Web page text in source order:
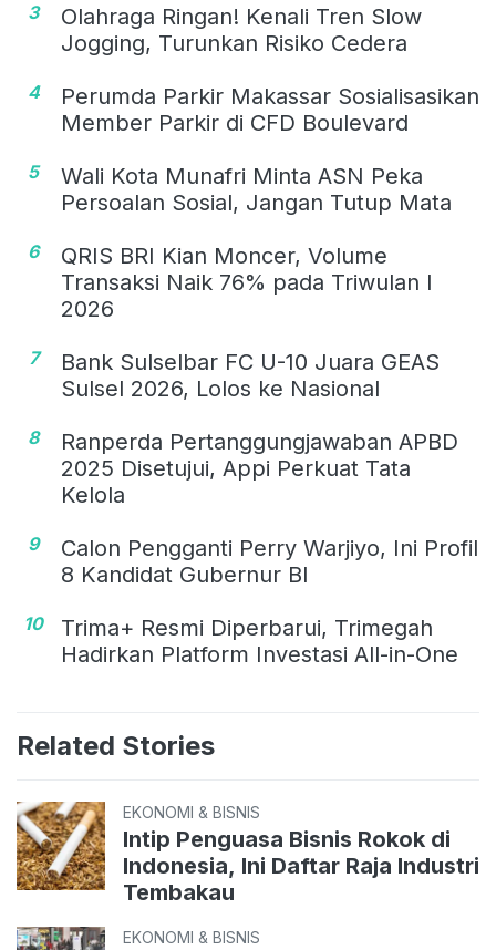
3
Olahraga Ringan! Kenali Tren Slow
Jogging, Turunkan Risiko Cedera
4
Perumda Parkir Makassar Sosialisasikan
Member Parkir di CFD Boulevard
5
Wali Kota Munafri Minta ASN Peka
Persoalan Sosial, Jangan Tutup Mata
6
QRIS BRI Kian Moncer, Volume
Transaksi Naik 76% pada Triwulan I
2026
7
Bank Sulselbar FC U-10 Juara GEAS
Sulsel 2026, Lolos ke Nasional
8
Ranperda Pertanggungjawaban APBD
2025 Disetujui, Appi Perkuat Tata
Kelola
9
Calon Pengganti Perry Warjiyo, Ini Profil
8 Kandidat Gubernur BI
10
Trima+ Resmi Diperbarui, Trimegah
Hadirkan Platform Investasi All-in-One
Related Stories
EKONOMI & BISNIS
Intip Penguasa Bisnis Rokok di
Indonesia, Ini Daftar Raja Industri
Tembakau
EKONOMI & BISNIS